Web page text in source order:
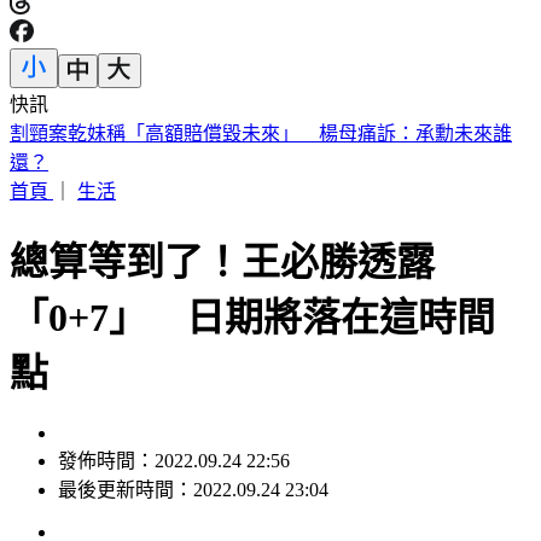
快訊
白海豚眼牆對流爆發！結構重整恐增強 估創「最東颱風」紀
錄
首頁
生活
總算等到了！王必勝透露
「0+7」 日期將落在這時間
點
發佈時間：2022.09.24 22:56
最後更新時間：2022.09.24 23:04